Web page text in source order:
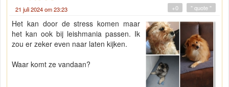
21 juli 2024 om 23:23 " quote "
+0
Het kan door de stress komen maar
het kan ook bij leishmania passen. Ik
zou er zeker even naar laten kijken.
Waar komt ze vandaan?